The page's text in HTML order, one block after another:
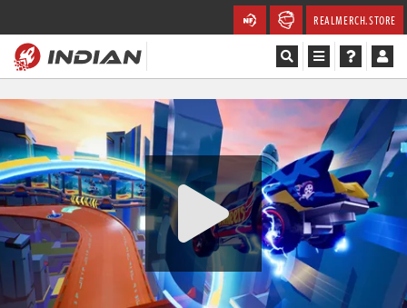
REALMERCH.STORE
Magazín
Recenze
Videa
Soutěže
Databáze